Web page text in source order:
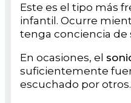
Este es el tipo más
infantil. Ocurre
tenga conciencia de
En ocasiones, el
suficientemente
escuchado por otros.